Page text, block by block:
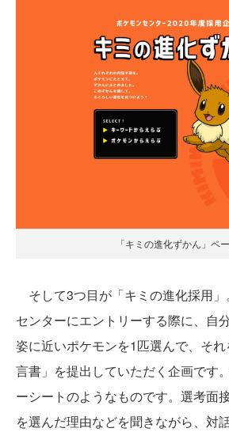
「キミの進化ずかん」ペ
そして3つ目が「キミの進化採用
センターにエントリーする際に、自
姿に近いポケモンを1匹選んで、そ
言書」を提出していただく企画です
ーシートのようなものです。選考面
を選んだ理由などを聞きながら、対